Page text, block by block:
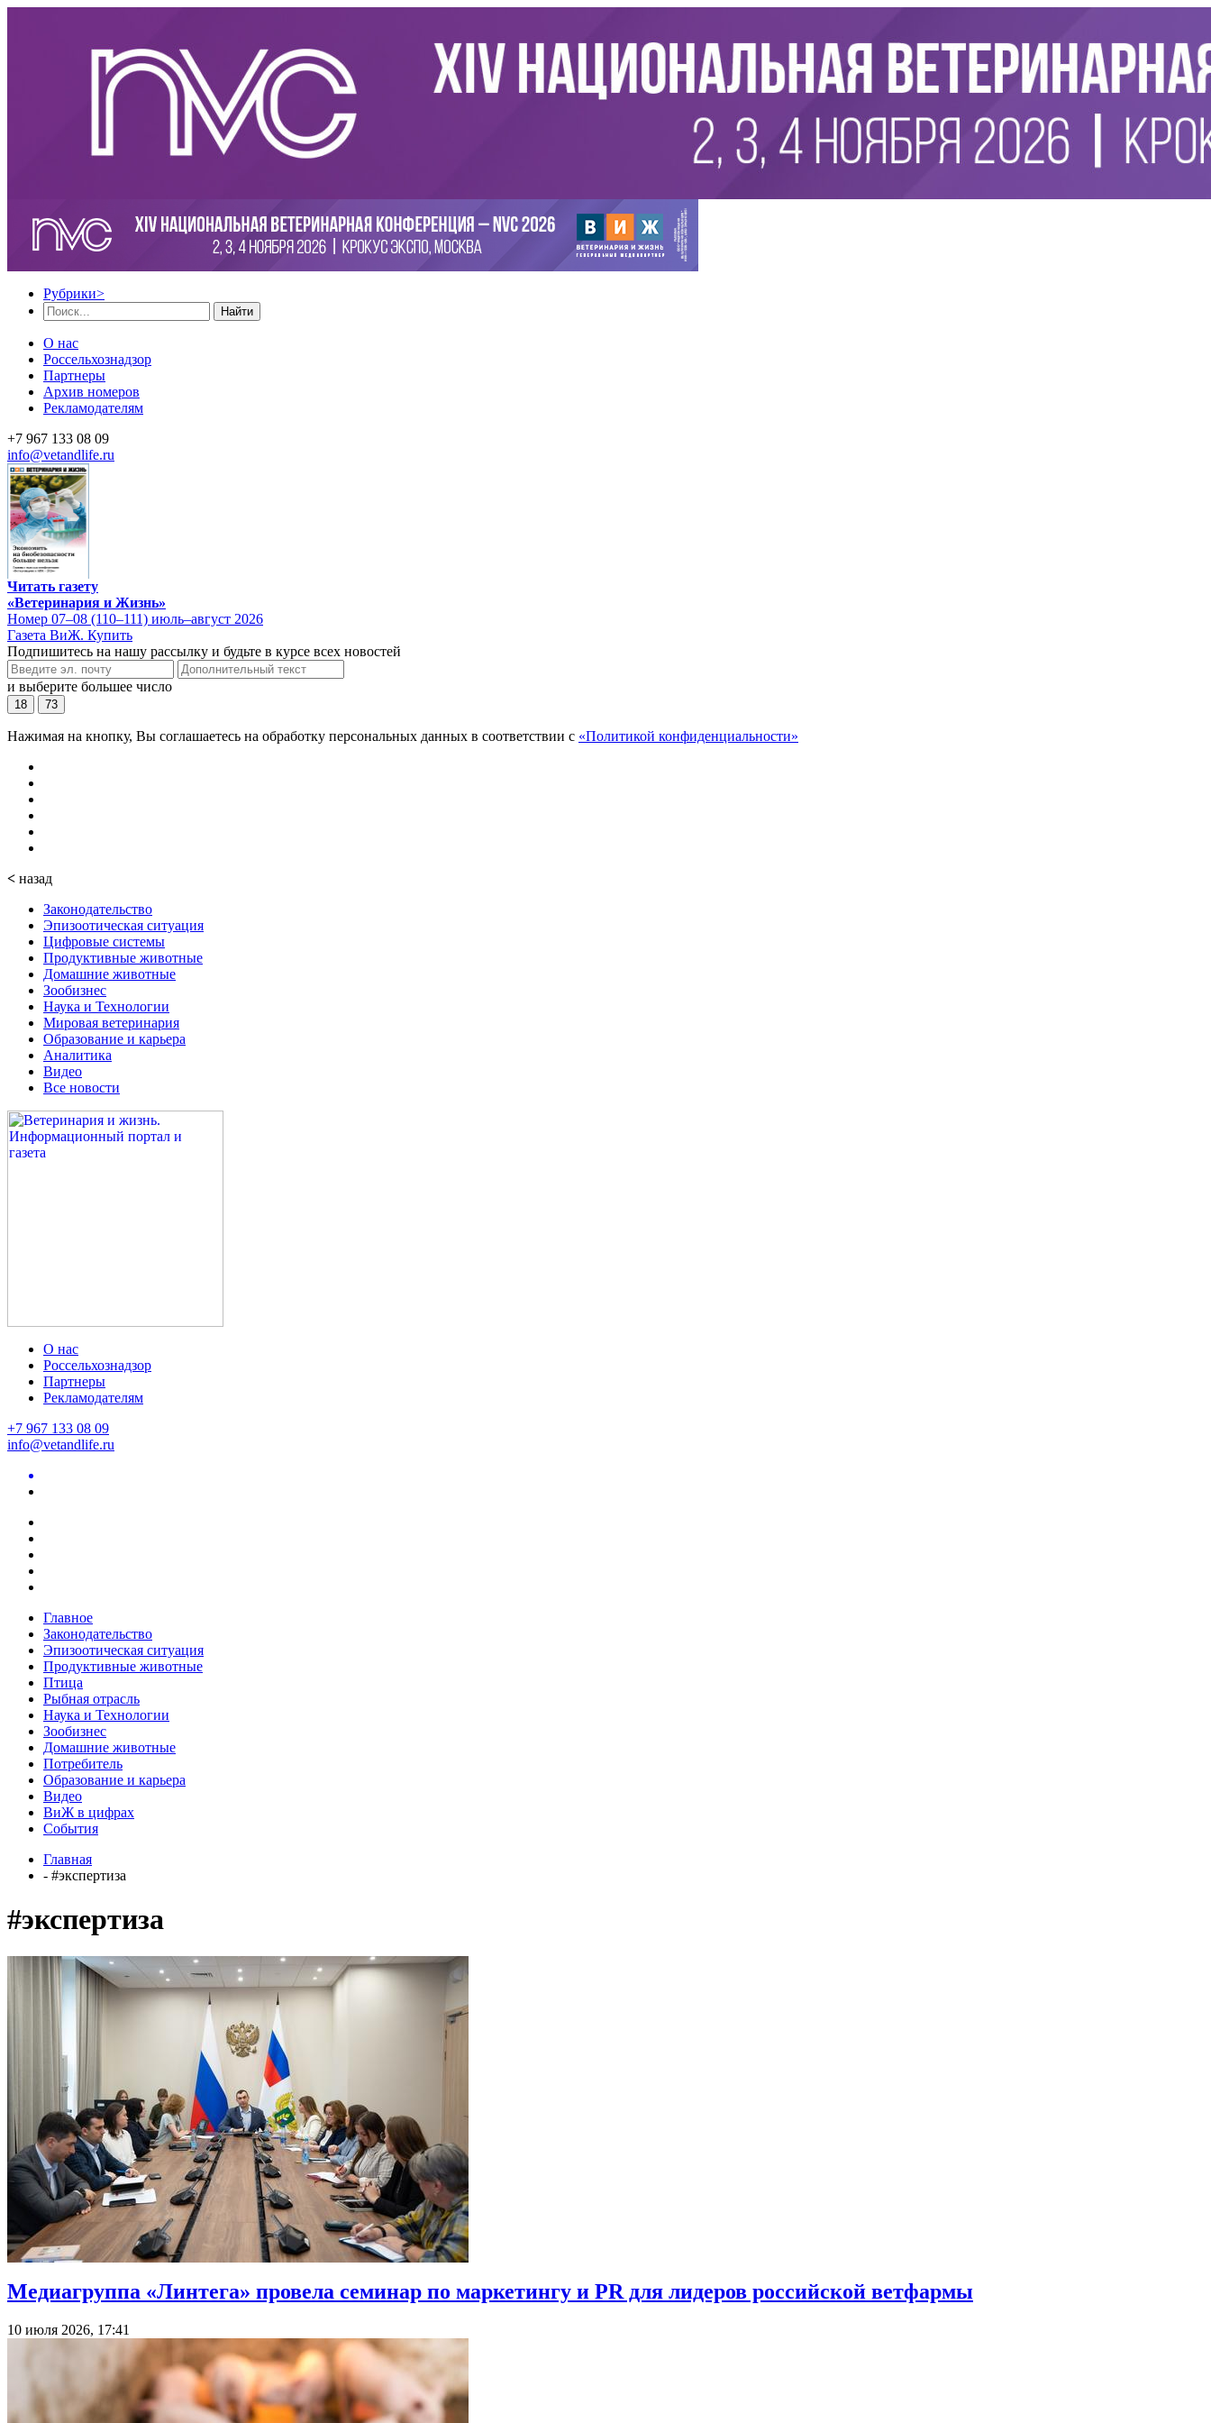
Рубрики>
Найти
О нас
Россельхознадзор
Партнеры
Архив номеров
Рекламодателям
+7 967 133 08 09
info@vetandlife.ru
Читать газету
«Ветеринария и Жизнь»
Номер 07–08 (110–111) июль–август 2026
Газета ВиЖ. Купить
Подпишитесь на нашу рассылку и будьте в курсе всех новостей
и выберите большее число
18 73
Нажимая на кнопку, Вы соглашаетесь на обработку персональных данных в соответствии с «Политикой конфиденциальности»
< назад
Законодательство
Эпизоотическая ситуация
Цифровые системы
Продуктивные животные
Домашние животные
Зообизнес
Наука и Технологии
Мировая ветеринария
Образование и карьера
Аналитика
Видео
Все новости
О нас
Россельхознадзор
Партнеры
Рекламодателям
+7 967 133 08 09
info@vetandlife.ru
Главное
Законодательство
Эпизоотическая ситуация
Продуктивные животные
Птица
Рыбная отрасль
Наука и Технологии
Зообизнес
Домашние животные
Потребитель
Образование и карьера
Видео
ВиЖ в цифрах
События
Главная
- #экспертиза
#экспертиза
Медиагруппа «Линтега» провела семинар по маркетингу и PR для лидеров российской ветфармы
10 июля 2026, 17:41